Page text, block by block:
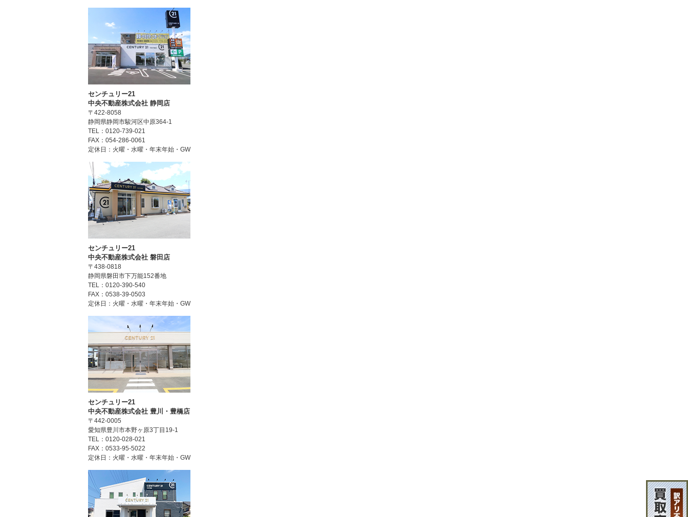
センチュリー21
中央不動産株式会社 静岡店
〒422-8058
静岡県静岡市駿河区中原364-1
TEL：0120-739-021
FAX：054-286-0061
定休日：火曜・水曜・年末年始・GW
センチュリー21
中央不動産株式会社 磐田店
〒438-0818
静岡県磐田市下万能152番地
TEL：0120-390-540
FAX：0538-39-0503
定休日：火曜・水曜・年末年始・GW
センチュリー21
中央不動産株式会社 豊川・豊橋店
〒442-0005
愛知県豊川市本野ヶ原3丁目19-1
TEL：0120-028-021
FAX：0533-95-5022
定休日：火曜・水曜・年末年始・GW